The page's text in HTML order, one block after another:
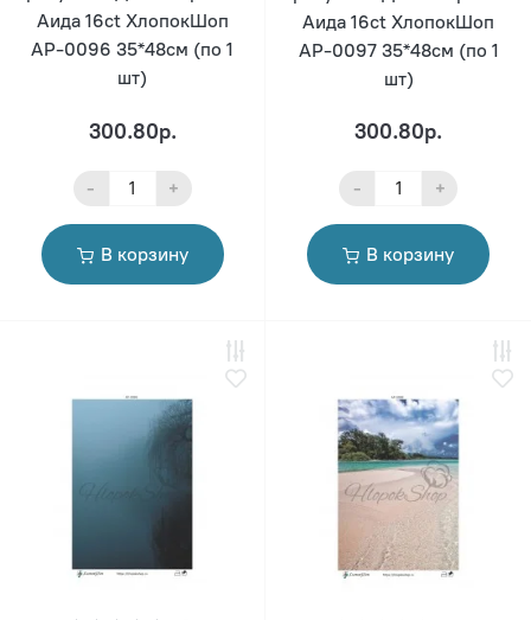
Аида 16ct ХлопокШоп
АР-0096 35*48см (по 1
шт)
300.80р.
- +
В корзину
Аида 16ct ХлопокШоп
АР-0097 35*48см (по 1
шт)
300.80р.
- +
В корзину